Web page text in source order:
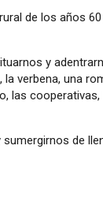
de los años
y
verbena, una
las cooperativas,
de